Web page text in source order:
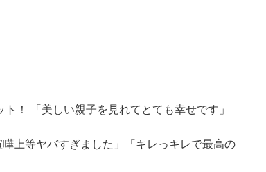
！ 「美しい親子を見れてとても幸せです」
上等ヤバすぎました」「キレっキレで最高の